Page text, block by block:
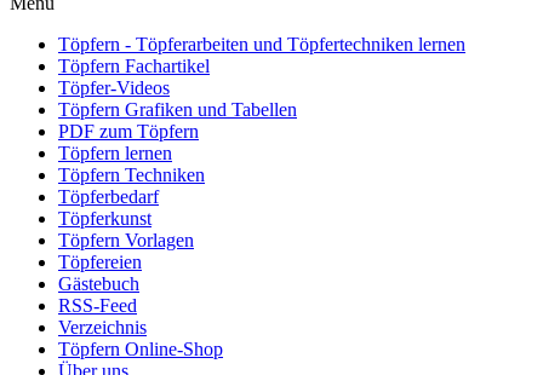
Töpfern - Töpferarbeiten und Töpfertechniken lernen
Töpfern Fachartikel
Töpfer-Videos
Töpfern Grafiken und Tabellen
PDF zum Töpfern
Töpfern lernen
Töpfern Techniken
Töpferbedarf
Töpferkunst
Töpfern Vorlagen
Töpfereien
Gästebuch
RSS-Feed
Verzeichnis
Töpfern Online-Shop
Über uns